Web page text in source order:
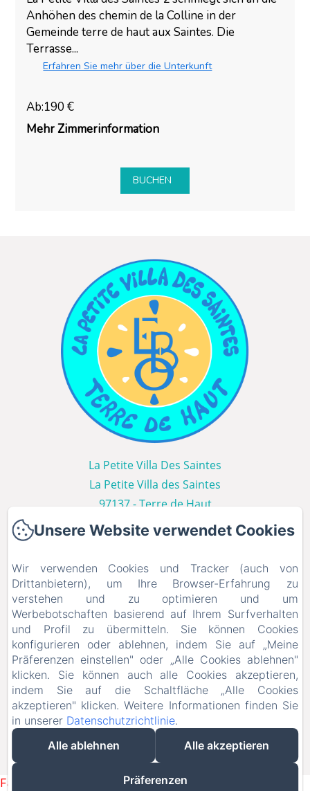
Anhöhen des chemin de la Colline in der
Gemeinde terre de haut aux Saintes. Die
Terrasse...
Erfahren Sie mehr über die Unterkunft
Ab:190 €
Mehr Zimmerinformation
BUCHEN
La Petite Villa Des Saintes
La Petite Villa des Saintes
97137 - Terre de Haut
+590690554047
Startseite
Les Villas
Foto-Galerie
Les Saintes
Kontakt
Leistungen
Unser Blog
EN
NL
Powered mit Amenitiz
Failed to load BookingEngine/index: Loading chunk 93
Unsere Website verwendet Cookies
Wir verwenden Cookies und Tracker (auch von
Drittanbietern), um Ihre Browser-Erfahrung zu
verstehen und zu optimieren und um
Werbebotschaften basierend auf Ihrem Surfverhalten
und Profil zu übermitteln. Sie können Cookies
konfigurieren oder ablehnen, indem Sie auf „Meine
Präferenzen einstellen" oder „Alle Cookies ablehnen"
klicken. Sie können auch alle Cookies akzeptieren,
indem Sie auf die Schaltfläche „Alle Cookies
akzeptieren" klicken. Weitere Informationen finden Sie
in unserer Datenschutzrichtlinie.
Alle ablehnen
Alle akzeptieren
Präferenzen